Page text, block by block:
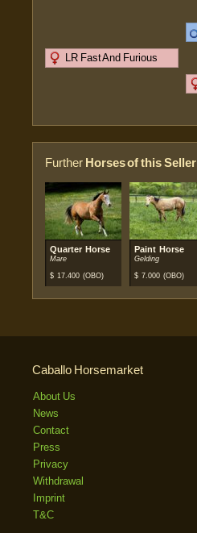
LR Fast And Furious
Further Horses of this Seller
Quarter Horse
Mare
$ 17.400 (OBO)
Paint Horse
Gelding
$ 7.000 (OBO)
Caballo Horsemarket
About Us
News
Contact
Press
Privacy
Withdrawal
Imprint
T&C